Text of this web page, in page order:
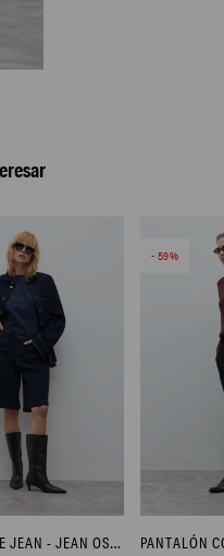
BERMUDA DE JEAN - JEAN OSCURO
59